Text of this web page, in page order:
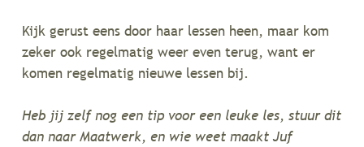
Kijk gerust eens door haar lessen heen, maar kom
zeker ook regelmatig weer even terug, want er
komen regelmatig nieuwe lessen bij.
Heb jij zelf nog een tip voor een leuke les, stuur dit
dan naar Maatwerk, en wie weet maakt Juf